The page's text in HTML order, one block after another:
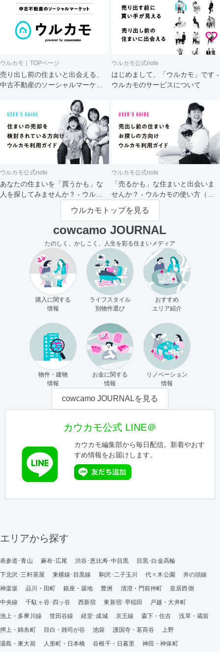
ウルカモ｜TOPページ
売り出し前の住まいと出会える、
中古不動産のソーシャルマーケッ
ウルカモ公式note
はじめまして、「ウルカモ」です -
ウルカモのサービスについて
ウルカモ公式note
あなたの住まいを「買うかも」な
人を探してみませんか？ - ウルカ
ウルカモ公式note
「売るかも」な住まいと出会いま
せんか？ - ウルカモの使い方（買
主さま向け）
ウルカモトップを見る
cowcamo JOURNAL
たのしく、かしこく、人生を彩る住まいメディア
購入に関する
情報
ライフスタイル
別物件選び
おすすめ
エリア紹介
物件・建物
情報
お金に関する
情報
リノベーション
情報
cowcamo JOURNALを見る
カウカモ公式 LINE＠
カウカモ編集部から毎日配信。新着やおす
すめ情報をお届けします。
エリアから探す
表参道･青山 麻布･広尾 渋谷･恵比寿･中目黒
目黒･白金高輪
下北沢･三軒茶屋
東横線･目黒線 駒沢･二子玉川 代々木公園
井の頭線
神楽坂
品川・田町 銀座・築地 豊洲 清澄・門前仲町
皇居西側
中央線
千駄ヶ谷･四ッ谷 西新宿 東新宿･早稲田
戸越・大井町
池上・多摩川線
世田谷線 経堂･成城 京王線 森下・住吉
浅草・蔵前
押上・錦糸町
目白・雑司が谷 池袋 護国寺・茗荷谷
上野
湯島・東大前
人形町・日本橋 谷根千・日暮里
神田・神保町